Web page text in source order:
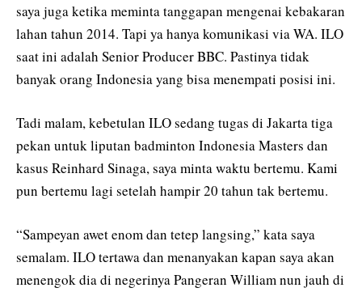
saya juga ketika meminta tanggapan mengenai kebakaran
lahan tahun 2014. Tapi ya hanya komunikasi via WA. ILO
saat ini adalah Senior Producer BBC. Pastinya tidak
banyak orang Indonesia yang bisa menempati posisi ini.
Tadi malam, kebetulan ILO sedang tugas di Jakarta tiga
pekan untuk liputan badminton Indonesia Masters dan
kasus Reinhard Sinaga, saya minta waktu bertemu. Kami
pun bertemu lagi setelah hampir 20 tahun tak bertemu.
“Sampeyan awet enom dan tetep langsing,” kata saya
semalam. ILO tertawa dan menanyakan kapan saya akan
menengok dia di negerinya Pangeran William nun jauh di